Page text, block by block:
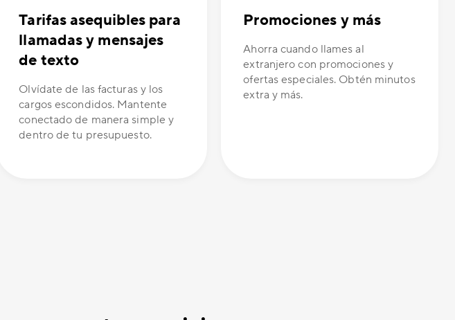
Tarifas asequibles para
llamadas y mensajes
de texto
Olvídate de las facturas y los
cargos escondidos. Mantente
conectado de manera simple y
dentro de tu presupuesto.
Promociones y más
Ahorra cuando llames al
extranjero con promociones y
ofertas especiales. Obtén minutos
extra y más.